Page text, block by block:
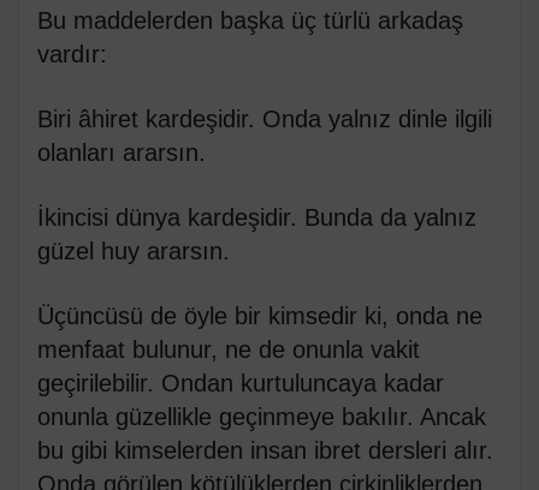
Bu maddelerden başka üç türlü arkadaş
vardır:
Biri âhiret kardeşidir. Onda yalnız dinle ilgili
olanları ararsın.
İkincisi dünya kardeşidir. Bunda da yalnız
güzel huy ararsın.
Üçüncüsü de öyle bir kimsedir ki, onda ne
menfaat bulunur, ne de onunla vakit
geçirilebilir. Ondan kurtuluncaya kadar
onunla güzellikle geçinmeye bakılır. Ancak
bu gibi kimselerden insan ibret dersleri alır.
Onda görülen kötülüklerden çirkinliklerden